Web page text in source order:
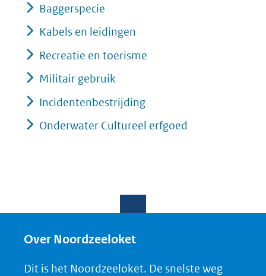
Baggerspecie
Kabels en leidingen
Recreatie en toerisme
Militair gebruik
Incidentenbestrijding
Onderwater Cultureel erfgoed
Over Noordzeeloket
Dit is het Noordzeeloket. De snelste weg